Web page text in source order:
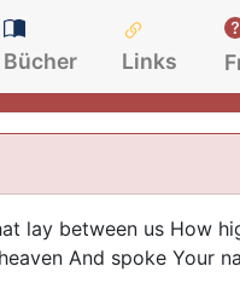
Bücher Links
lay between us How
And spoke Your